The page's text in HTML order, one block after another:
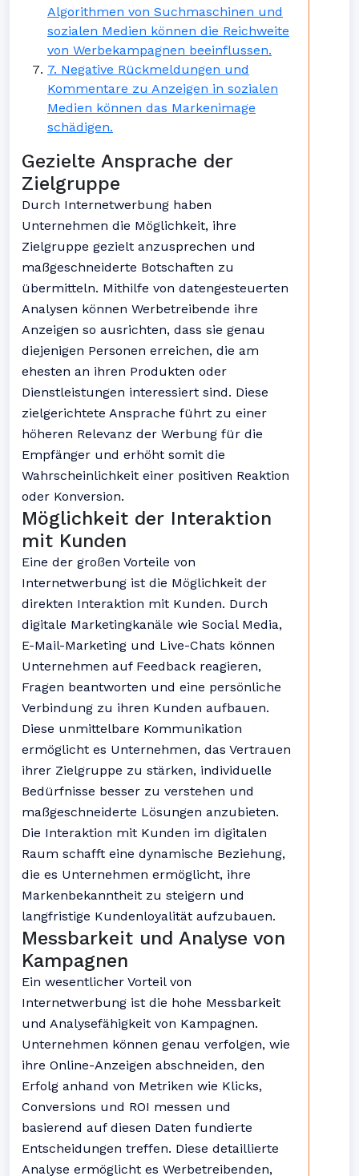
Algorithmen von Suchmaschinen und
sozialen Medien können die Reichweite
von Werbekampagnen beeinflussen.
7. Negative Rückmeldungen und
Kommentare zu Anzeigen in sozialen
Medien können das Markenimage
schädigen.
Gezielte Ansprache der
Zielgruppe
Durch Internetwerbung haben
Unternehmen die Möglichkeit, ihre
Zielgruppe gezielt anzusprechen und
maßgeschneiderte Botschaften zu
übermitteln. Mithilfe von datengesteuerten
Analysen können Werbetreibende ihre
Anzeigen so ausrichten, dass sie genau
diejenigen Personen erreichen, die am
ehesten an ihren Produkten oder
Dienstleistungen interessiert sind. Diese
zielgerichtete Ansprache führt zu einer
höheren Relevanz der Werbung für die
Empfänger und erhöht somit die
Wahrscheinlichkeit einer positiven Reaktion
oder Konversion.
Möglichkeit der Interaktion
mit Kunden
Eine der großen Vorteile von
Internetwerbung ist die Möglichkeit der
direkten Interaktion mit Kunden. Durch
digitale Marketingkanäle wie Social Media,
E-Mail-Marketing und Live-Chats können
Unternehmen auf Feedback reagieren,
Fragen beantworten und eine persönliche
Verbindung zu ihren Kunden aufbauen.
Diese unmittelbare Kommunikation
ermöglicht es Unternehmen, das Vertrauen
ihrer Zielgruppe zu stärken, individuelle
Bedürfnisse besser zu verstehen und
maßgeschneiderte Lösungen anzubieten.
Die Interaktion mit Kunden im digitalen
Raum schafft eine dynamische Beziehung,
die es Unternehmen ermöglicht, ihre
Markenbekanntheit zu steigern und
langfristige Kundenloyalität aufzubauen.
Messbarkeit und Analyse von
Kampagnen
Ein wesentlicher Vorteil von
Internetwerbung ist die hohe Messbarkeit
und Analysefähigkeit von Kampagnen.
Unternehmen können genau verfolgen, wie
ihre Online-Anzeigen abschneiden, den
Erfolg anhand von Metriken wie Klicks,
Conversions und ROI messen und
basierend auf diesen Daten fundierte
Entscheidungen treffen. Diese detaillierte
Analyse ermöglicht es Werbetreibenden,